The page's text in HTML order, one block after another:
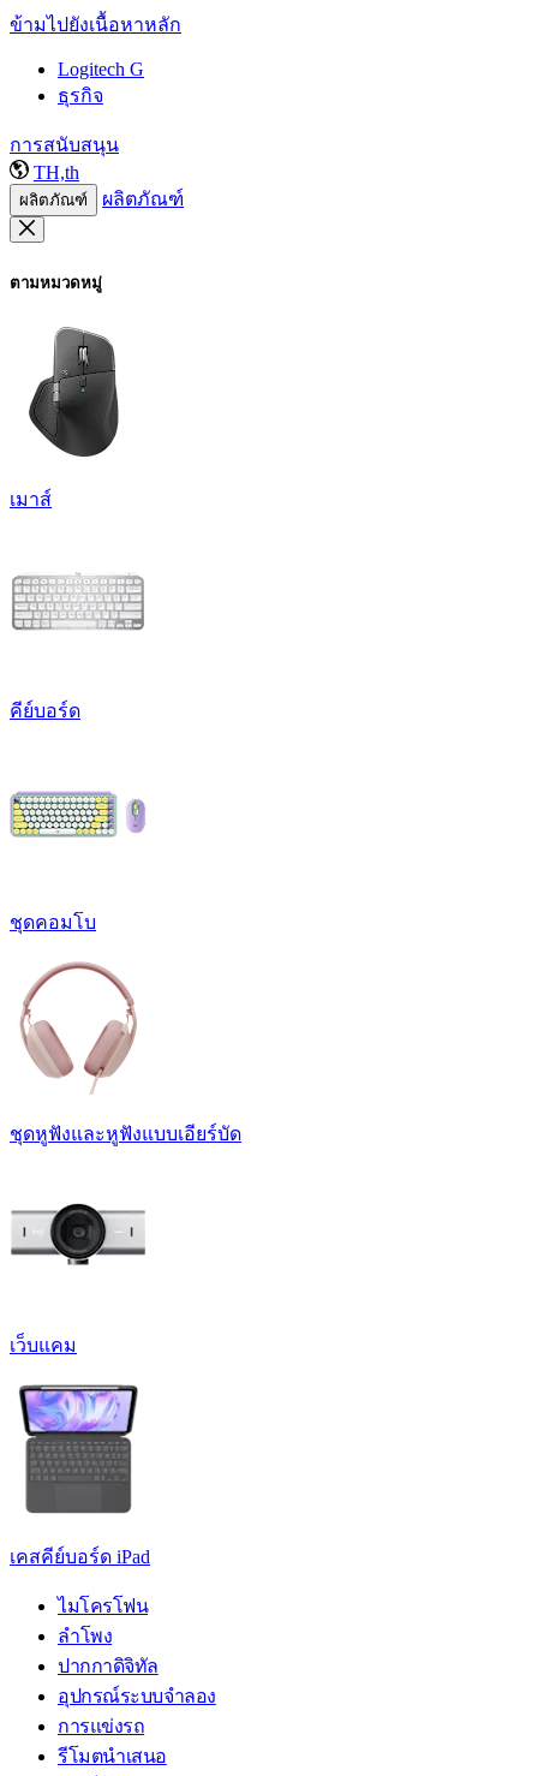
ข้ามไปยังเนื้อหาหลัก
Logitech G
ธุรกิจ
การสนับสนุน
TH,th
ผลิตภัณฑ์ ผลิตภัณฑ์
ตามหมวดหมู่
เมาส์
คีย์บอร์ด
ชุดคอมโบ
ชุดหูฟังและหูฟังแบบเอียร์บัด
เว็บแคม
เคสคีย์บอร์ด iPad
ไมโครโฟน
ลำโพง
ปากกาดิจิทัล
อุปกรณ์ระบบจำลอง
การแข่งรถ
รีโมตนำเสนอ